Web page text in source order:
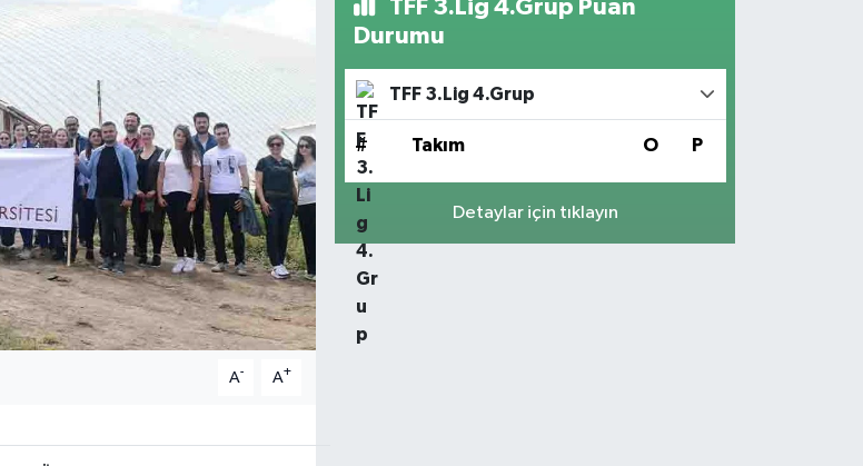
A- A+
TFF 3.Lig 4.Grup Puan
Durumu
TFF 3.Lig 4.Grup
# Takım O P
Detaylar için tıklayın